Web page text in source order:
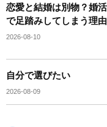
恋愛と結婚は別物？婚
で足踏みしてしまう理由
2026-08-10
自分で選びたい
2026-08-09